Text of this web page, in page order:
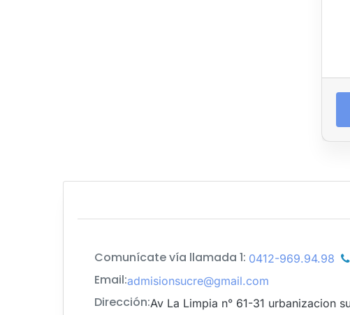
Comunícate vía llamada 1: 0412-969.94.98
Email:admisionsucre@gmail.com
Dirección:Av La Limpia n° 61-31 urbanizacion